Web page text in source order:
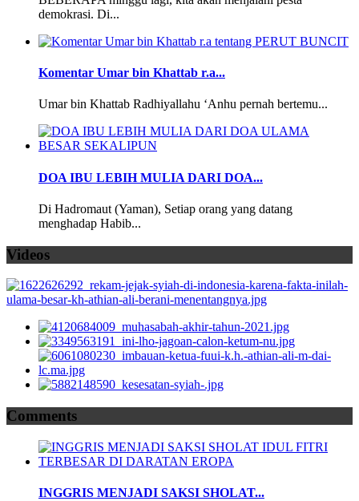
demokrasi. Di...
Komentar Umar bin Khattab r.a...
Umar bin Khattab Radhiyallahu ‘Anhu pernah bertemu...
DOA IBU LEBIH MULIA DARI DOA...
Di Hadromaut (Yaman), Setiap orang yang datang
menghadap Habib...
Videos
Comments
INGGRIS MENJADI SAKSI SHOLAT...